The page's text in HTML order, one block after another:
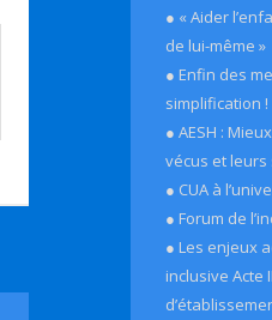
● « Aider
de lui-même »
● Enfin des
simplification !
● AESH :
vécus et
● CUA à
● Forum de
● Les enjeux
inclusive Acte